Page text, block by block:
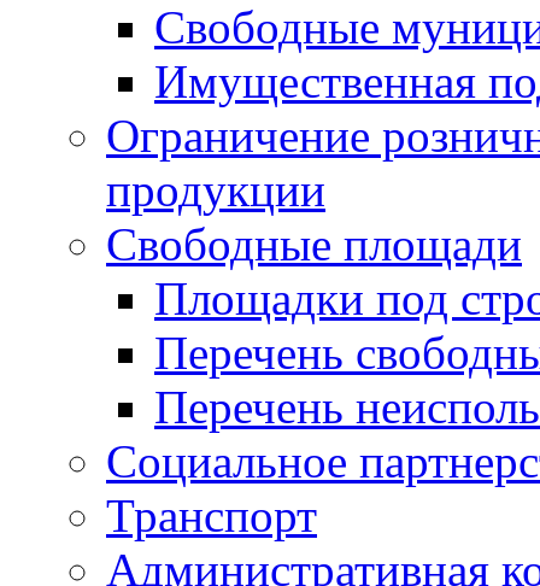
Свободные
Имущественная
Ограничение
продукции
Свободные площади
Площадки под
Перечень
Перечень
Социальное
Транспорт
Административная